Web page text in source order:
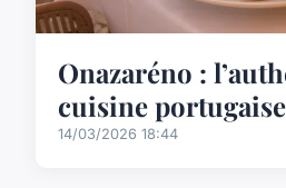
Onazaréno :
cuisine
14/03/2026 18:44